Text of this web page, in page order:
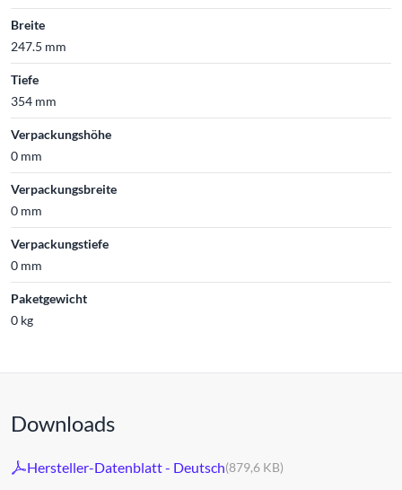
Breite
247.5 mm
Tiefe
354 mm
Verpackungshöhe
0 mm
Verpackungsbreite
0 mm
Verpackungstiefe
0 mm
Paketgewicht
0 kg
Downloads
Hersteller-Datenblatt - Deutsch(879,6 KB)